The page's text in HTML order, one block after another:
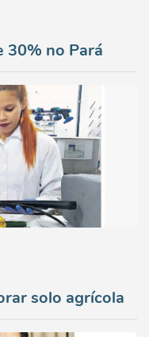
30% no Pará
solo agrícola